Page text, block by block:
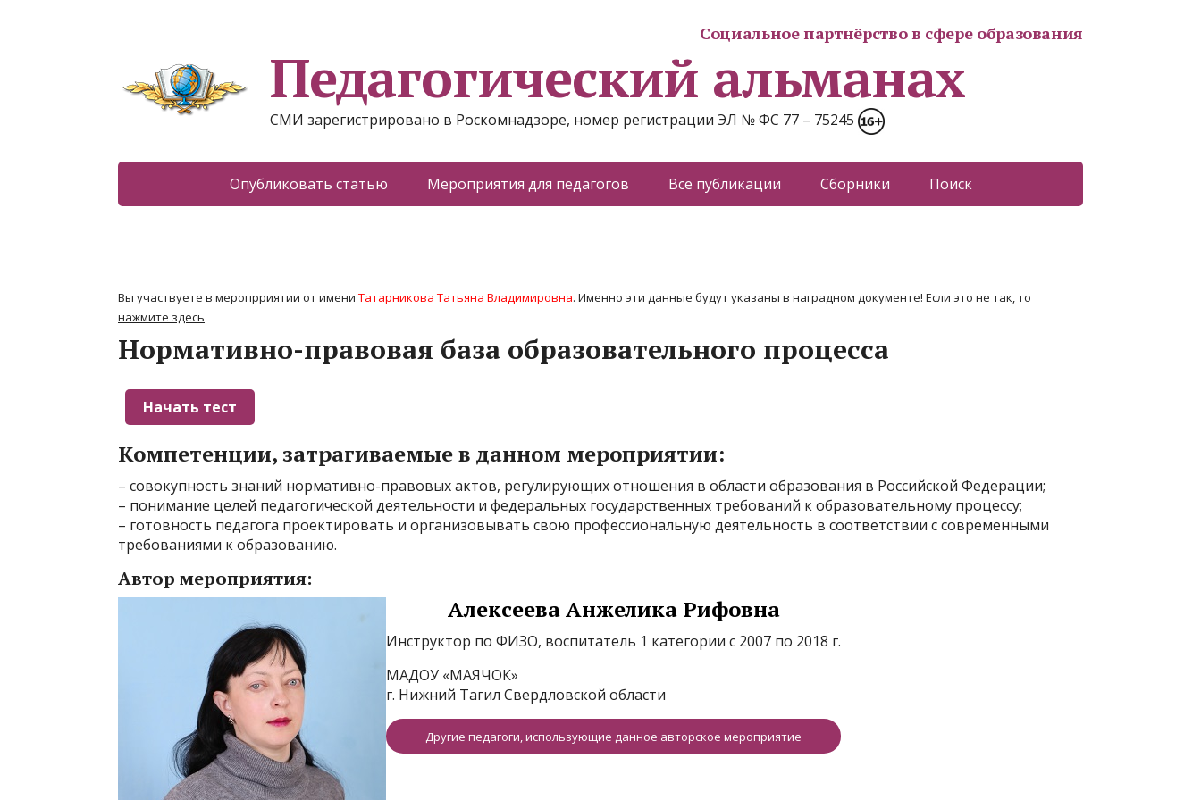
Социальное партнёрство в сфере образования
Педагогический альманах
СМИ зарегистрировано в Роскомнадзоре, номер регистрации ЭЛ № ФС 77 – 75245
Опубликовать статью Мероприятия для педагогов Все публикации Сборники Поиск
Вы участвуете в меропрриятии от имени Татарникова Татьяна Владимировна. Именно эти данные будут указаны в наградном документе! Если это не так, то
нажмите здесь
Нормативно-правовая база образовательного процесса
Компетенции, затрагиваемые в данном мероприятии:
– совокупность знаний нормативно-правовых актов, регулирующих отношения в области образования в Российской Федерации;
– понимание целей педагогической деятельности и федеральных государственных требований к образовательному процессу;
– готовность педагога проектировать и организовывать свою профессиональную деятельность в соответствии с современными
требованиями к образованию.
Автор мероприятия:
Алексеева Анжелика Рифовна
Инструктор по ФИЗО, воспитатель 1 категории с 2007 по 2018 г.
МАДОУ «МАЯЧОК»
г. Нижний Тагил Свердловской области
Другие педагоги, использующие данное авторское мероприятие